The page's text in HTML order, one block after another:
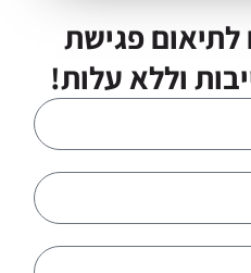
פגישת
וללא עלות!